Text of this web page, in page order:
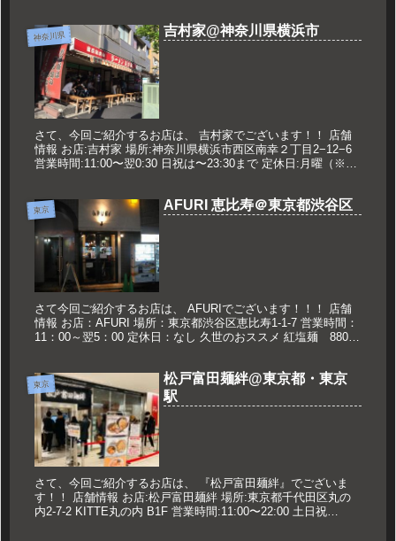
神奈川県 吉村家@神奈川県横浜市
さて、今回ご紹介するお店は、 吉村家でございます！！ 店舗
情報 お店:吉村家 場所:神奈川県横浜市西区南幸２丁目2−12−6
営業時間:11:00〜翌0:30 日祝は〜23:30まで 定休日:月曜（※祝
東京 AFURI 恵比寿＠東京都渋谷区
さて今回ご紹介するお店は、 AFURIでございます！！！ 店舗
情報 お店：AFURI 場所：東京都渋谷区恵比寿1-1-7 営業時間：
11：00～翌5：00 定休日：なし 久世のおススメ 紅塩麺 880円
東京
松戸富田麺絆@東京都・東京
駅
さて、今回ご紹介するお店は、 『松戸富田麺絆』でございま
す！！ 店舗情報 お店:松戸富田麺絆 場所:東京都千代田区丸の
内2-7-2 KITTE丸の内 B1F 営業時間:11:00〜22:00 土日祝